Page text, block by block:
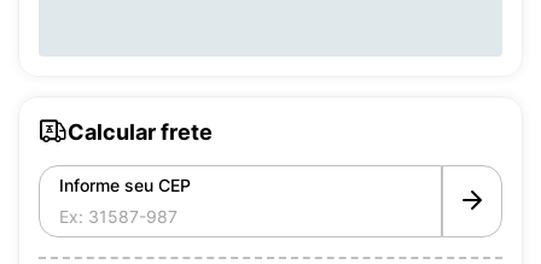
Calcular frete
Informe seu CEP